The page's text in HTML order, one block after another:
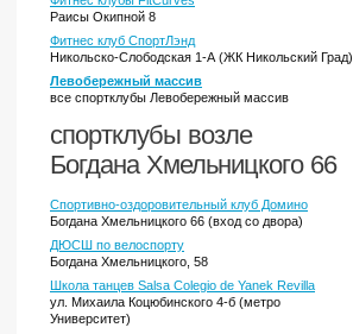
Раисы Окипной 8
Фитнес клуб СпортЛэнд
Никольско-Слободская 1-А (ЖК Никольский Град)
Левобережный массив
все спортклубы Левобережный массив
спортклубы возле
Богдана Хмельницкого 66
Спортивно-оздоровительный клуб Домино
Богдана Хмельницкого 66 (вход со двора)
ДЮСШ по велоспорту
Богдана Хмельницкого, 58
Школа танцев Salsa Colegio de Yanek Revilla
ул. Михаила Коцюбинского 4-б (метро
Университет)